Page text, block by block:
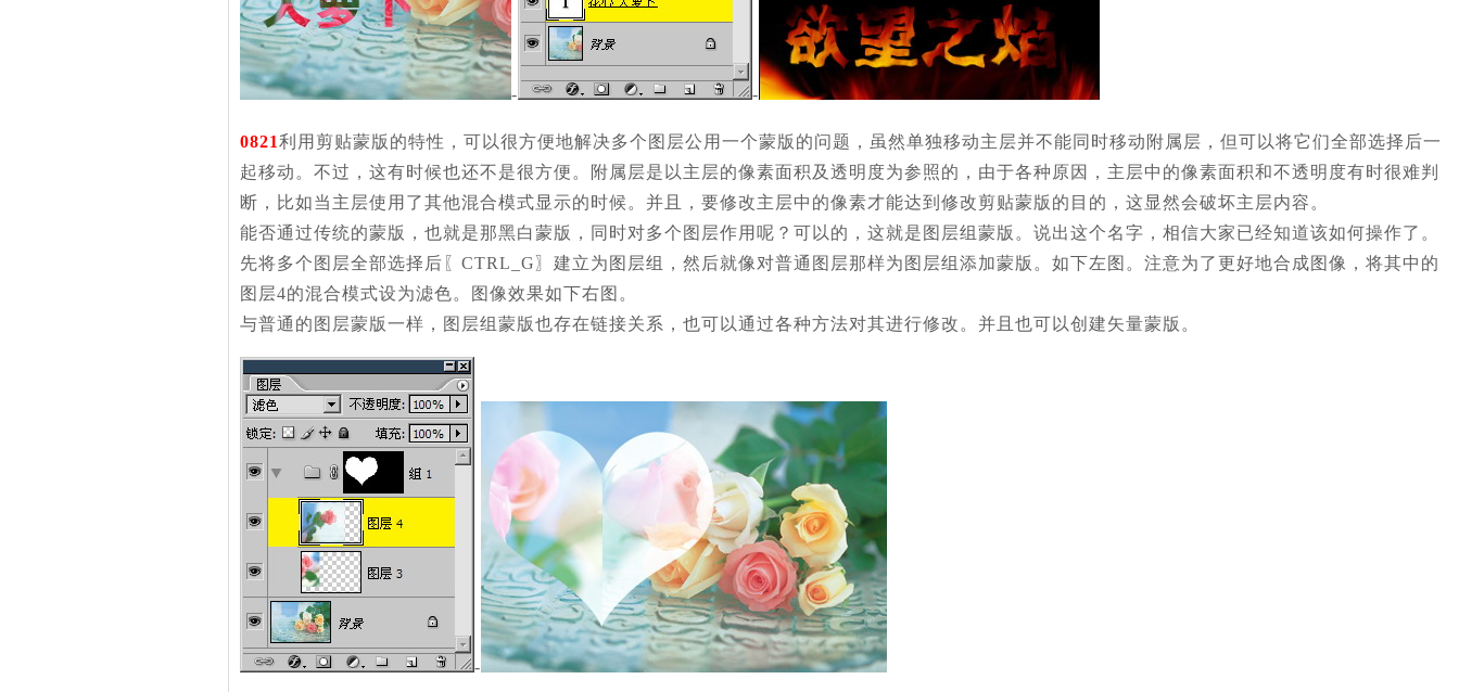
- -
0821利用剪贴蒙版的特性，可以很方便地解决多个图层公用一个蒙版的问题，虽然单独移动主层并不能同时移动附属层，但可以将它们全部选择后一
起移动。不过，这有时候也还不是很方便。附属层是以主层的像素面积及透明度为参照的，由于各种原因，主层中的像素面积和不透明度有时很难判
断，比如当主层使用了其他混合模式显示的时候。并且，要修改主层中的像素才能达到修改剪贴蒙版的目的，这显然会破坏主层内容。
能否通过传统的蒙版，也就是那黑白蒙版，同时对多个图层作用呢？可以的，这就是图层组蒙版。说出这个名字，相信大家已经知道该如何操作了。
先将多个图层全部选择后〖CTRL_G〗建立为图层组，然后就像对普通图层那样为图层组添加蒙版。如下左图。注意为了更好地合成图像，将其中的
图层4的混合模式设为滤色。图像效果如下右图。
与普通的图层蒙版一样，图层组蒙版也存在链接关系，也可以通过各种方法对其进行修改。并且也可以创建矢量蒙版。
-